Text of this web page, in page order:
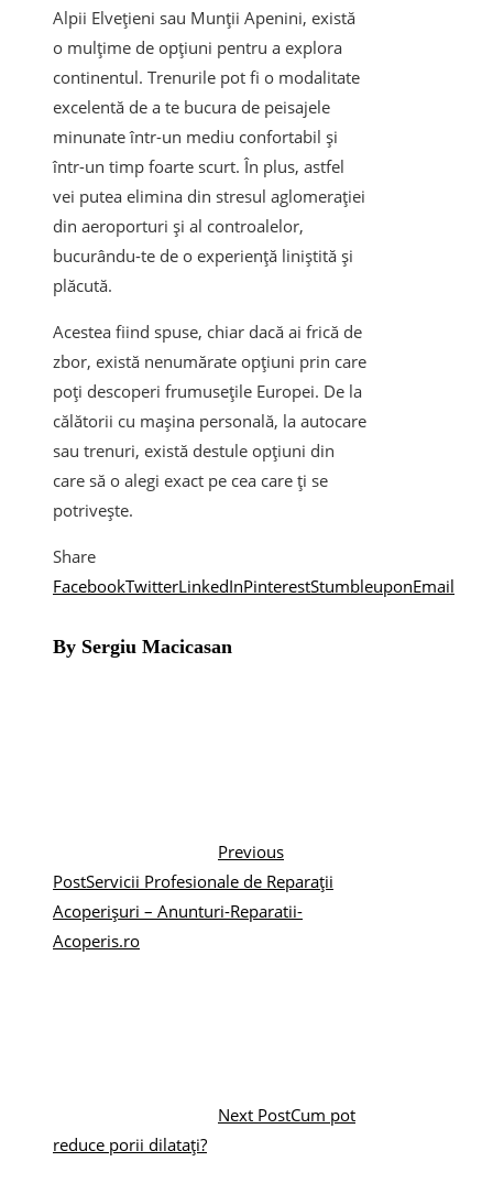
Alpii Elvețieni sau Munții Apenini, există
o mulțime de opțiuni pentru a explora
continentul. Trenurile pot fi o modalitate
excelentă de a te bucura de peisajele
minunate într-un mediu confortabil și
într-un timp foarte scurt. În plus, astfel
vei putea elimina din stresul aglomerației
din aeroporturi și al controalelor,
bucurându-te de o experiență liniștită și
plăcută.
Acestea fiind spuse, chiar dacă ai frică de
zbor, există nenumărate opțiuni prin care
poți descoperi frumusețile Europei. De la
călătorii cu mașina personală, la autocare
sau trenuri, există destule opțiuni din
care să o alegi exact pe cea care ți se
potrivește.
Share
FacebookTwitterLinkedInPinterestStumbleuponEmail
By Sergiu Macicasan
Previous
PostServicii Profesionale de Reparații
Acoperișuri – Anunturi-Reparatii-
Acoperis.ro
Next PostCum pot
reduce porii dilatați?